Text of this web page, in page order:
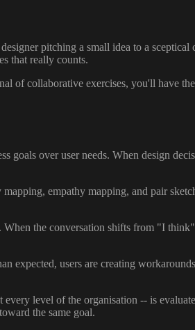
pitching a small idea to a
that really counts.
of collaborative exercises, you'll have
goals over user needs. When design
empathy mapping, and pair
the conversation shifts from "I
expected, users are creating
every level of the organisation -- is
the same goal.